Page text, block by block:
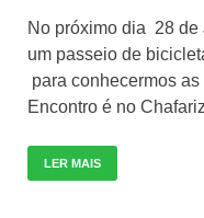
No próximo dia 28 de
um passeio de
para conhecermos
Encontro é no
LER MAIS